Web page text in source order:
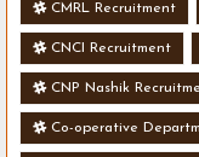
CMRL Recruitment
CNCI Recruitment
CNP Nashik
Co-operative